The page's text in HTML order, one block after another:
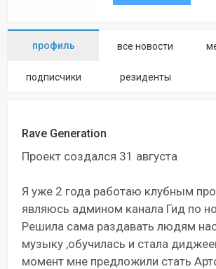
профиль все новости
подписчики резиденты
Rave Generation
Проект создался 31 августа
Я уже 2 года работаю клубным
являюсь админом канала Гид по
Решила сама раздавать людям
музыку ,обучилась и стала
момент мне предложили стать